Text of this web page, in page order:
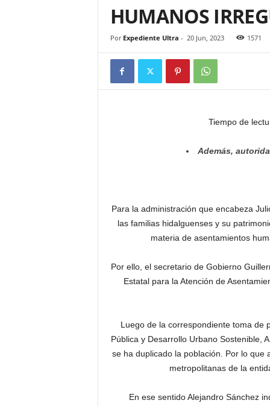
HUMANOS
Por Expediente Ultra - 20 Jun, 2023 1571
Tiempo de
Además,
Para la administración que encabeza
las familias hidalguenses y su
materia de asentamientos
Por ello, el secretario de Gobierno
Estatal para la Atención de
Luego de la correspondiente toma de
Pública y Desarrollo Urbano Sostenible,
se ha duplicado la población. Por lo que
metropolitanas de la
En ese sentido Alejandro Sánchez